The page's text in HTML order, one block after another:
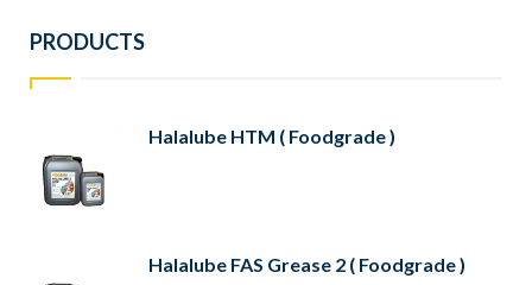
PRODUCTS
Halalube HTM ( Foodgrade )
Halalube FAS Grease 2 ( Foodgrade )